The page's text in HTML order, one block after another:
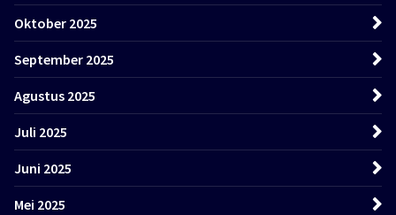
Oktober 2025
September 2025
Agustus 2025
Juli 2025
Juni 2025
Mei 2025